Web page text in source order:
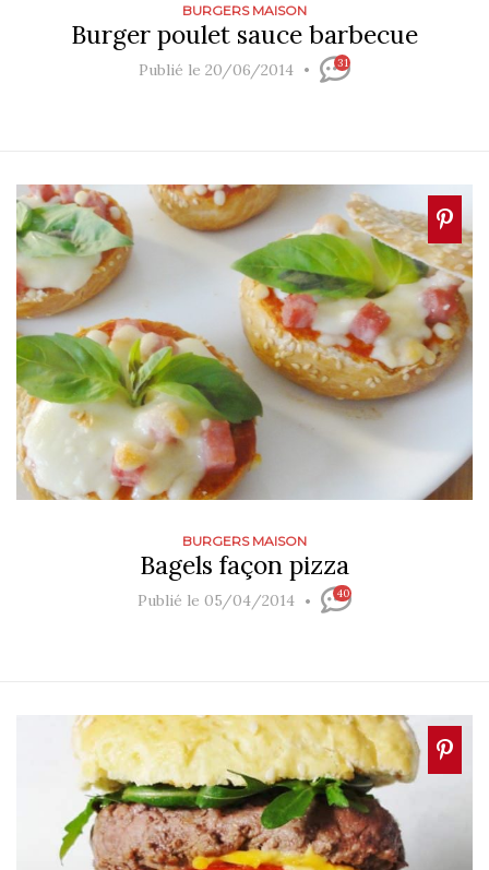
BURGERS MAISON
Burger poulet sauce barbecue
Publié le 20/06/2014 31
BURGERS MAISON
Bagels façon pizza
Publié le 05/04/2014 40